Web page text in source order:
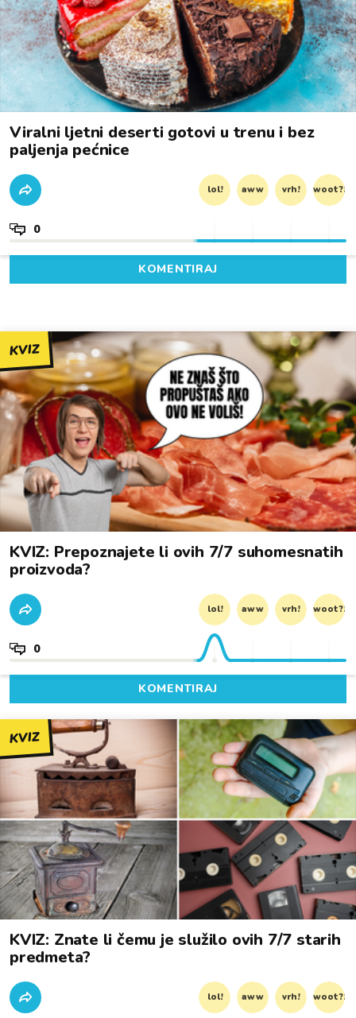
Viralni ljetni deserti gotovi u trenu i bez
paljenja pećnice
lol! aww vrh! woot?!
0
KOMENTIRAJ
KVIZ
KVIZ: Prepoznajete li ovih 7/7 suhomesnatih
proizvoda?
lol! aww vrh! woot?!
0
KOMENTIRAJ
KVIZ
KVIZ: Znate li čemu je služilo ovih 7/7 starih
predmeta?
lol! aww vrh! woot?!